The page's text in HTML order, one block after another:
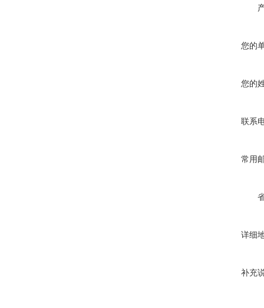
您的
您的
联系
常用
详细
补充